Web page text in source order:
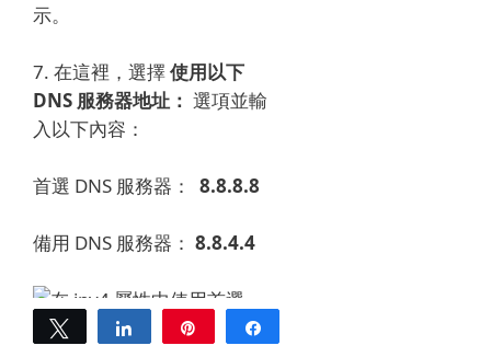
示。
7. 在這裡，選擇使用以下
DNS 服務器地址： 選項並輸
入以下內容：
首選 DNS 服務器： 8.8.8.8
備用 DNS 服務器： 8.8.4.4
Tweet Share